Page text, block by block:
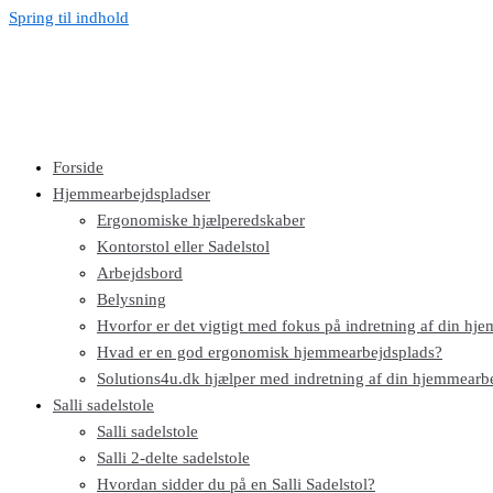
Spring til indhold
Forside
Hjemmearbejdspladser
Ergonomiske hjælperedskaber
Kontorstol eller Sadelstol
Arbejdsbord
Belysning
Hvorfor er det vigtigt med fokus på indretning af din
Hvad er en god ergonomisk hjemmearbejdsplads?​
Solutions4u.dk hjælper med indretning af din
Salli sadelstole
Salli sadelstole
Salli 2-delte sadelstole
Hvordan sidder du på en Salli Sadelstol?